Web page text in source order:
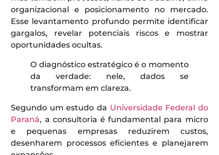
organizacional e posicionamento no mercado.
Esse levantamento profundo permite identificar
gargalos, revelar potenciais riscos e mostrar
oportunidades ocultas.
O diagnóstico estratégico é o momento
da verdade: nele, dados se
transformam em clareza.
Segundo um estudo da Universidade Federal do
Paraná, a consultoria é fundamental para micro
e pequenas empresas reduzirem custos,
desenharem processos eficientes e planejarem